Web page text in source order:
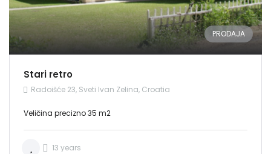
PRODAJA
Stari retro
Radoišće 23, Sveti Ivan Zelina, Croatia
Veličina precizno 35 m2
13 years